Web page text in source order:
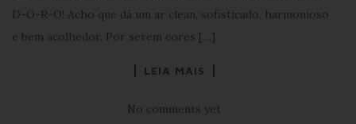
D-O-R-O! Acho que dá um ar clean, sofisticado, harmonioso
e bem acolhedor. Por serem cores […]
LEIA MAIS
No comments yet